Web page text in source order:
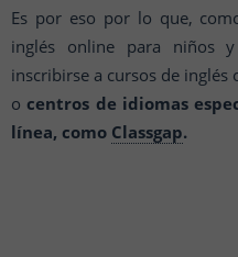
Es por eso por lo que,
inglés online para niños
inscribirse a cursos de
o centros de idiomas
línea, como Classgap.